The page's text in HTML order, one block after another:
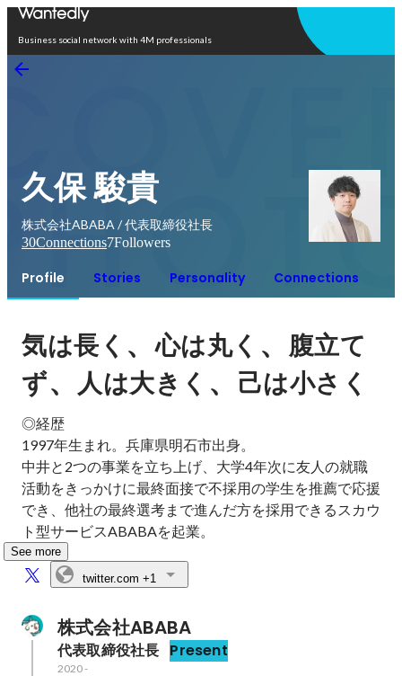
Business social network with 4M professionals
久保 駿貴
株式会社ABABA / 代表取締役社長
30Connections7Followers
Profile Stories Personality Connections
気は長く 、心は丸く 、 腹立て
ず、人は大きく 、 己は小さく
◎経歴
1997年生まれ。兵庫県明石市出身。
中井と2つの事業を立ち上げ、​大学4年次に友人の就職
活動をきっかけに最終面接で不採用の学生を推薦で応援
でき、他社の最終選考まで進んだ方を採用できるスカウ
ト型サービスABABAを起業。
See more
twitter.com +1
株式会社ABABA
代表取締役社長 Present
2020-